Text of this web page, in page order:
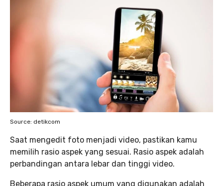
Source: detikcom
Saat mengedit foto menjadi video, pastikan kamu
memilih rasio aspek yang sesuai. Rasio aspek adalah
perbandingan antara lebar dan tinggi video.
Beberapa rasio aspek umum yang digunakan adalah